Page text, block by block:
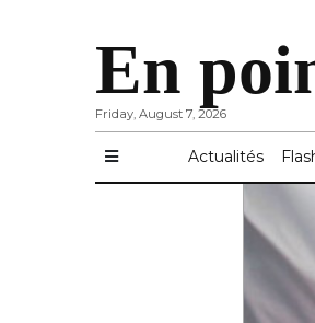
Friday, August 7, 2026
En
Actualités